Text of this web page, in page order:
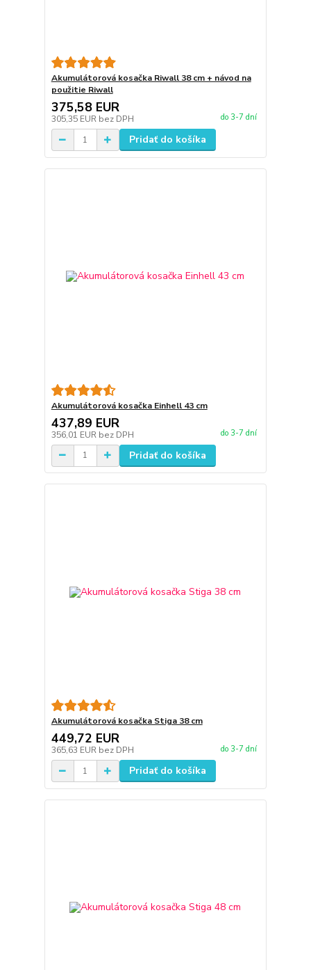
Akumulátorová kosačka Riwall 38 cm + návod na
použitie Riwall
375,58 EUR
305,35 EUR bez DPH do 3-7 dní
Pridať do košíka
Akumulátorová kosačka Einhell 43 cm
437,89 EUR
356,01 EUR bez DPH do 3-7 dní
Pridať do košíka
Akumulátorová kosačka Stiga 38 cm
449,72 EUR
365,63 EUR bez DPH do 3-7 dní
Pridať do košíka